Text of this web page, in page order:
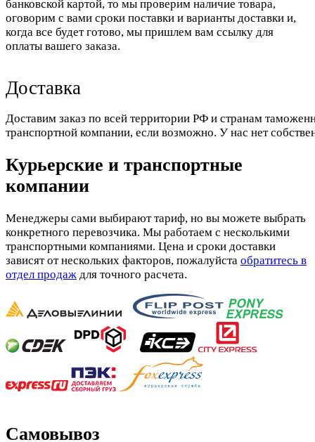
банковской картой, то мы проверим наличие товара,
оговорим с вами сроки поставки и варианты доставки и,
когда все будет готово, мы пришлем вам ссылку для
оплаты вашего заказа.
Доставка
Доставим заказ по всей территории РФ и странам
транспортной компании, если возможно. У нас нет
Курьерские и транспортные
компании
Менеджеры сами выбирают тариф, но вы можете выбрать
конкретного перевозчика. Мы работаем с несколькими
транспортными компаниями. Цена и сроки доставки
зависят от нескольких факторов, пожалуйста обратитесь в
отдел продаж для точного расчета.
Самовывоз